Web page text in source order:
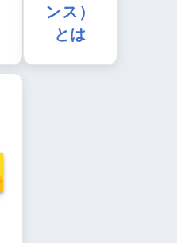
ンス）
とは